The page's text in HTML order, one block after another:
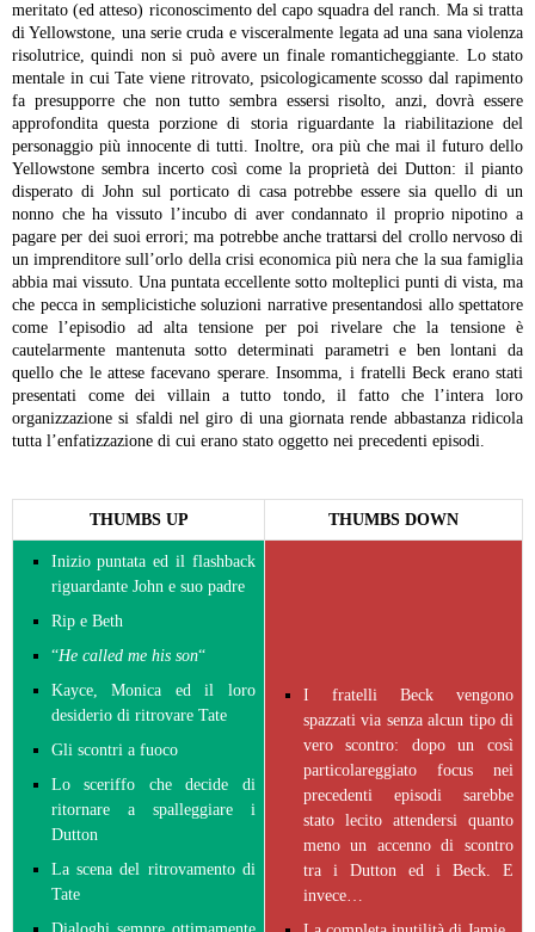
meritato (ed atteso) riconoscimento del capo squadra del ranch. Ma si tratta
di Yellowstone, una serie cruda e visceralmente legata ad una sana violenza
risolutrice, quindi non si può avere un finale romanticheggiante. Lo stato
mentale in cui Tate viene ritrovato, psicologicamente scosso dal rapimento
fa presupporre che non tutto sembra essersi risolto, anzi, dovrà essere
approfondita questa porzione di storia riguardante la riabilitazione del
personaggio più innocente di tutti. Inoltre, ora più che mai il futuro dello
Yellowstone sembra incerto così come la proprietà dei Dutton: il pianto
disperato di John sul porticato di casa potrebbe essere sia quello di un
nonno che ha vissuto l’incubo di aver condannato il proprio nipotino a
pagare per dei suoi errori; ma potrebbe anche trattarsi del crollo nervoso di
un imprenditore sull’orlo della crisi economica più nera che la sua famiglia
abbia mai vissuto. Una puntata eccellente sotto molteplici punti di vista, ma
che pecca in semplicistiche soluzioni narrative presentandosi allo spettatore
come l’episodio ad alta tensione per poi rivelare che la tensione è
cautelarmente mantenuta sotto determinati parametri e ben lontani da
quello che le attese facevano sperare. Insomma, i fratelli Beck erano stati
presentati come dei villain a tutto tondo, il fatto che l’intera loro
organizzazione si sfaldi nel giro di una giornata rende abbastanza ridicola
tutta l’enfatizzazione di cui erano stato oggetto nei precedenti episodi.
THUMBS UP THUMBS DOWN
Inizio puntata ed il flashback
riguardante John e suo padre
Rip e Beth
“He called me his son“
Kayce, Monica ed il loro
desiderio di ritrovare Tate
Gli scontri a fuoco
Lo sceriffo che decide di
ritornare a spalleggiare i
Dutton
La scena del ritrovamento di
Tate
I fratelli Beck vengono
spazzati via senza alcun tipo di
vero scontro: dopo un così
particolareggiato focus nei
precedenti episodi sarebbe
stato lecito attendersi quanto
meno un accenno di scontro
tra i Dutton ed i Beck. E
invece…